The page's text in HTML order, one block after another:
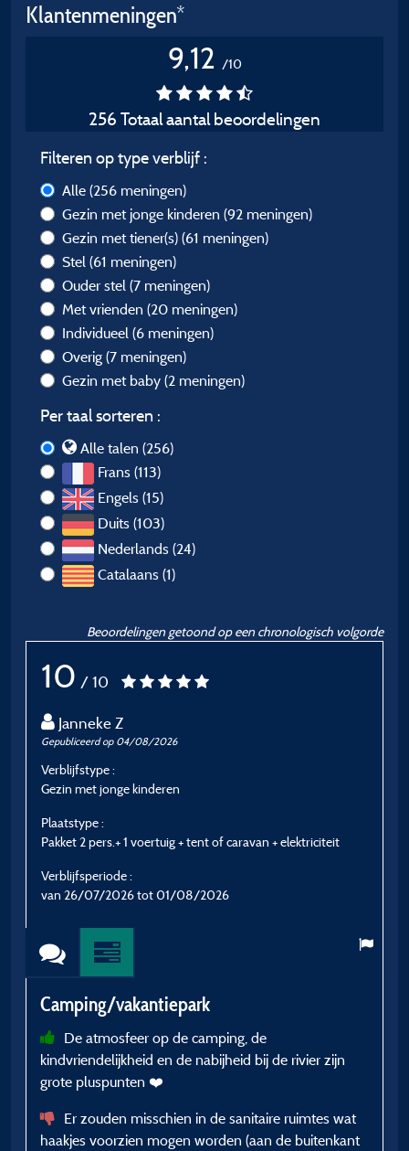
Klantenmeningen*
9,12 /10
256 Totaal aantal beoordelingen
Filteren op type verblijf :
Alle (256 meningen)
Gezin met jonge kinderen (92 meningen)
Gezin met tiener(s) (61 meningen)
Stel (61 meningen)
Ouder stel (7 meningen)
Met vrienden (20 meningen)
Individueel (6 meningen)
Overig (7 meningen)
Gezin met baby (2 meningen)
Per taal sorteren :
Alle talen (256)
Frans (113)
Engels (15)
Duits (103)
Nederlands (24)
Catalaans (1)
Beoordelingen getoond op een chronologisch volgorde
10 / 10
Janneke Z
Gepubliceerd op 04/08/2026
Verblijfstype :
Gezin met jonge kinderen
Plaatstype :
Pakket 2 pers.+ 1 voertuig + tent of caravan + elektriciteit
Verblijfsperiode :
van 26/07/2026 tot 01/08/2026
Camping/vakantiepark
De atmosfeer op de camping, de
kindvriendelijkheid en de nabijheid bij de rivier zijn
grote pluspunten ❤️
Er zouden misschien in de sanitaire ruimtes wat
haakjes voorzien mogen worden (aan de buitenkant